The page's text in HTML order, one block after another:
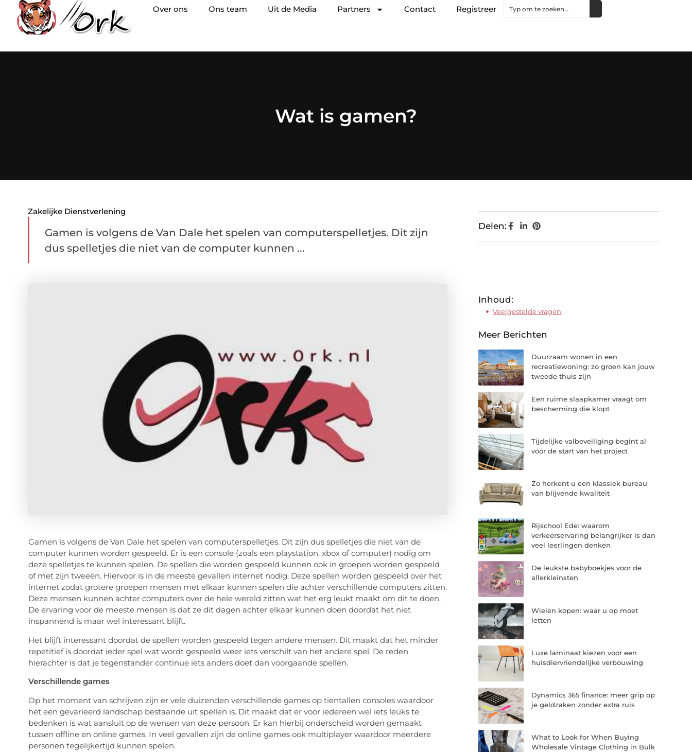
Over ons Ons team Uit de Media Partners Contact Registreer
Wat is gamen?
Zakelijke Dienstverlening
Gamen is volgens de Van Dale het spelen van computerspelletjes. Dit zijn
dus spelletjes die niet van de computer kunnen ...
Gamen is volgens de Van Dale het spelen van computerspelletjes. Dit zijn dus spelletjes die niet van de
computer kunnen worden gespeeld. Er is een console (zoals een playstation, xbox of computer) nodig om
deze spelletjes te kunnen spelen. De spellen die worden gespeeld kunnen ook in groepen worden gespeeld
of met zijn tweeën. Hiervoor is in de meeste gevallen internet nodig. Deze spellen worden gespeeld over het
internet zodat grotere groepen mensen met elkaar kunnen spelen die achter verschillende computers zitten.
Deze mensen kunnen achter computers over de hele wereld zitten wat het erg leukt maakt om dit te doen.
De ervaring voor de meeste mensen is dat ze dit dagen achter elkaar kunnen doen doordat het niet
inspannend is maar wel interessant blijft.
Het blijft interessant doordat de spellen worden gespeeld tegen andere mensen. Dit maakt dat het minder
repetitief is doordat ieder spel wat wordt gespeeld weer iets verschilt van het andere spel. De reden
hierachter is dat je tegenstander continue iets anders doet dan voorgaande spellen.
Verschillende games
Op het moment van schrijven zijn er vele duizenden verschillende games op tientallen consoles waardoor
het een gevarieerd landschap bestaande uit spellen is. Dit maakt dat er voor iedereen wel iets leuks te
bedenken is wat aansluit op de wensen van deze persoon. Er kan hierbij onderscheid worden gemaakt
tussen offline en online games. In veel gevallen zijn de online games ook multiplayer waardoor meerdere
personen tegelijkertijd kunnen spelen.
Delen:
Inhoud:
Veelgestelde vragen
Meer Berichten
Duurzaam wonen in een
recreatiewoning: zo groen kan jouw
tweede thuis zijn
Een ruime slaapkamer vraagt om
bescherming die klopt
Tijdelijke valbeveiliging begint al
vóór de start van het project
Zo herkent u een klassiek bureau
van blijvende kwaliteit
Rijschool Ede: waarom
verkeerservaring belangrijker is dan
veel leerlingen denken
De leukste babyboekjes voor de
allerkleinsten
Wielen kopen: waar u op moet
letten
Luxe laminaat kiezen voor een
huisdiervriendelijke verbouwing
Dynamics 365 finance: meer grip op
je geldzaken zonder extra ruis
What to Look for When Buying
Wholesale Vintage Clothing in Bulk